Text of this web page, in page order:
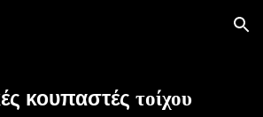
Skip to navigation
κουπαστέςτοίχου